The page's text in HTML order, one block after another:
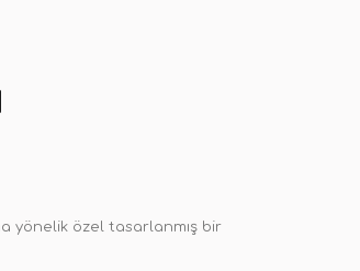
yönelik özel tasarlanmış bir